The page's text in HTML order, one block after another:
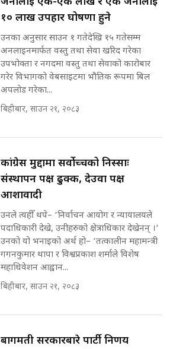
सहकारी पीडितसँग मन्त्री प्रतिभा रावलले
भनिन्–साथ दिनुहोस्, दबाब होइन ||
Sidhakura || Pratibha Rawal
SIDHAKURA ||
कहिले बन्ला चक्रपथ ? विस्तार कार्यमा
Expansion Dilemma |
SIDHAKURA |
पटकपटक भावुक बने गृहमन्त्री सुदन
SIDHAKURA ||
उठिबास | The Dark Side of
'Poppo Live'-SIDHAKURA
मन्त्री आउने बित्तिकै सुरु भएको थियो
घुसको डिल || Raj Kumar Gupta ||
SIDHAKURA ||
भूमिसुधार मन्त्रीलाई जोगाइदै ! ||
SIDHAKURA ||
७८ लाख घुस खाने मन्त्री ! जोगाउने
प्रधानमन्त्री ? || SIDHAKURA ||
SIDHAKURA INVESTIGATION
||
१० लाख उपहार घोषणा हुने
उनका अनुसार साउन १ गतेदेखि १५ गतेसम्म
अनलाइनमार्फत वस्तु तथा सेवा खरिद गरेका
उपभोक्ता र नगदमा वस्तु तथा सेवाको कारोबार
गरेर विभागको वेबसाइटमा भौतिक रूपमा बिल
अपलोड गरेका...
बिहीबार, साउन २१, २०८३
कांग्रेस मुद्दामा सर्वोच्चको निस्साः
संस्थापन पक्ष ढुक्क, देउवा पक्ष
आशावादी
उनले त्यहीँ थपे– ‘निर्वाचन आयोग र न्यायालयले
पदाधिकारी देखे, उनीहरुको क्षेत्राधिकार देखेनन् ।’
उनको यो भनाइको अर्थ हो– ‘तत्कालीन महामन्त्री
गगनकुमार थापा र विश्वप्रकाश शर्माले विशेष
महाधिवेशन आह्वान...
बिहीबार, साउन २१, २०८३
बागमती सरकारबारे पार्टी निर्णय